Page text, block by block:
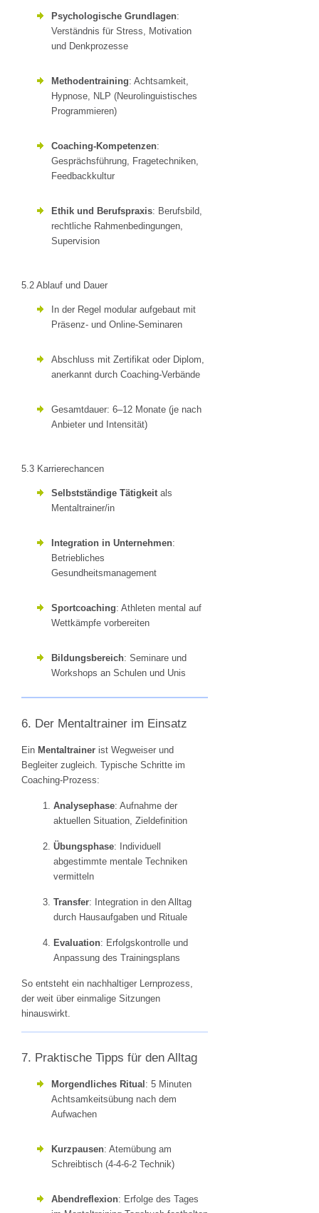
Psychologische Grundlagen:
Verständnis für Stress, Motivation
und Denkprozesse
Methodentraining: Achtsamkeit,
Hypnose, NLP (Neurolinguistisches
Programmieren)
Coaching-Kompetenzen:
Gesprächsführung, Fragetechniken,
Feedbackkultur
Ethik und Berufspraxis: Berufsbild,
rechtliche Rahmenbedingungen,
Supervision
5.2 Ablauf und Dauer
In der Regel modular aufgebaut mit
Präsenz- und Online-Seminaren
Abschluss mit Zertifikat oder Diplom,
anerkannt durch Coaching-Verbände
Gesamtdauer: 6–12 Monate (je nach
Anbieter und Intensität)
5.3 Karrierechancen
Selbstständige Tätigkeitals
Mentaltrainer/in
Integration in Unternehmen:
Betriebliches
Gesundheitsmanagement
Sportcoaching: Athleten mental auf
Wettkämpfe vorbereiten
Bildungsbereich: Seminare und
Workshops an Schulen und Unis
6. Der Mentaltrainer im Einsatz
Ein Mentaltrainer ist Wegweiser und
Begleiter zugleich. Typische Schritte im
Coaching-Prozess:
Analysephase: Aufnahme der
aktuellen Situation, Zieldefinition
Übungsphase: Individuell
abgestimmte mentale Techniken
vermitteln
Transfer: Integration in den Alltag
durch Hausaufgaben und Rituale
Evaluation: Erfolgskontrolle und
Anpassung des Trainingsplans
So entsteht ein nachhaltiger Lernprozess,
der weit über einmalige Sitzungen
hinauswirkt.
7. Praktische Tipps für den Alltag
Morgendliches Ritual : 5 Minuten
Achtsamkeitsübung nach dem
Aufwachen
Kurzpausen: Atemübung am
Schreibtisch (4-4-6-2 Technik)
Abendreflexion: Erfolge des Tages